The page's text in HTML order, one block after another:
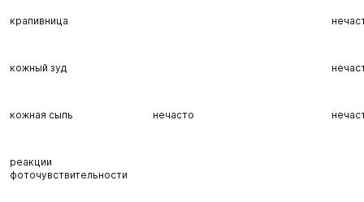
крапивница
кожный зуд
кожная сыпь нечасто
реакции
фоточувствительности